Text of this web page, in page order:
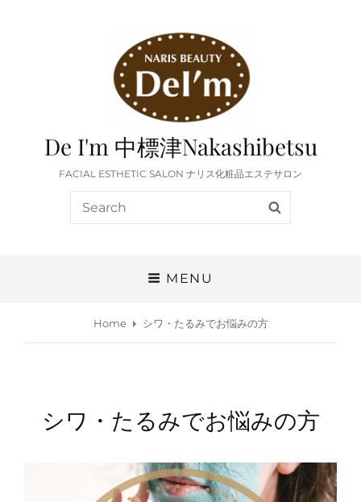
De I'm 中標津Nakashibetsu
FACIAL ESTHETIC SALON ナリス化粧品エステサロン
Search
for:
MENU
Home シワ・たるみでお悩みの方
シワ・たるみでお悩みの方